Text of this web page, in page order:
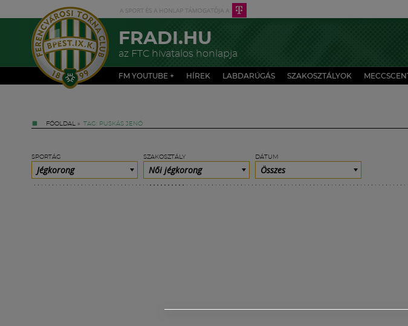
FRADI.HU
az FTC hivatalos honlapja
FM YOUTUBE + HÍREK LABDARÚGÁS SZAKOSZTÁLYOK
FŐOLDAL » TAG: PUSKÁS JENŐ
SPORTÁG
Jégkorong
SZAKOSZTÁLY
Női jégkorong
DÁTUM
Összes